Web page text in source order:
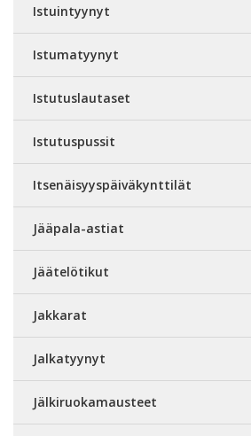
Istuintyynyt
Istumatyynyt
Istutuslautaset
Istutuspussit
Itsenäisyyspäiväkynttilät
Jääpala-astiat
Jäätelötikut
Jakkarat
Jalkatyynyt
Jälkiruokamausteet